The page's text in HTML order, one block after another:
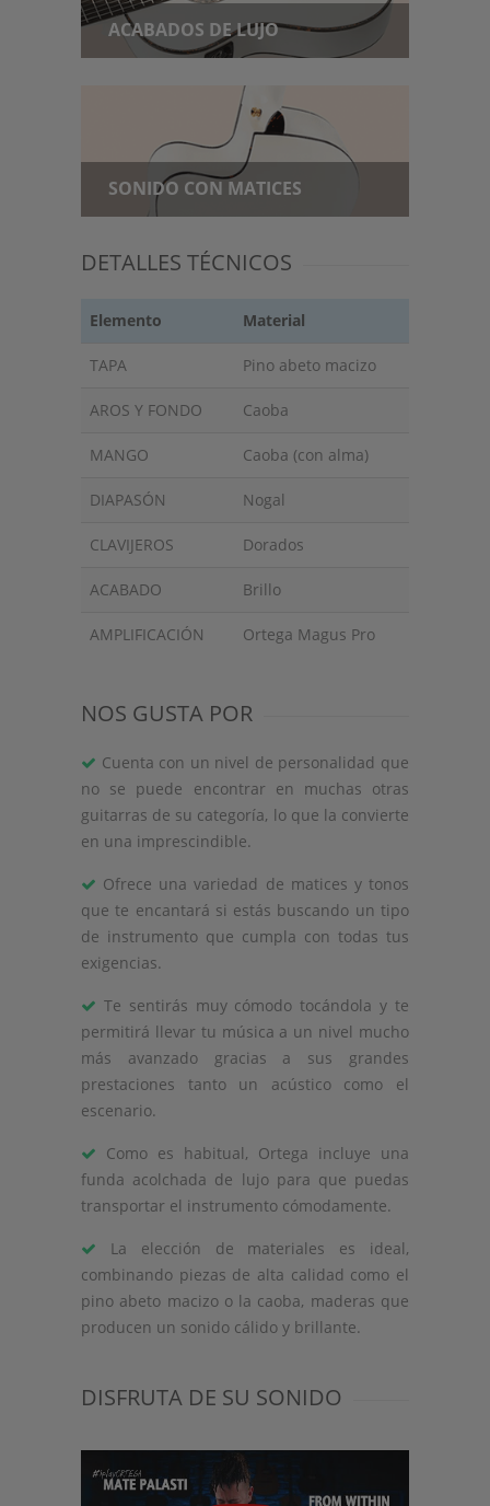
ACABADOS DE LUJO
SONIDO CON MATICES
DETALLES TÉCNICOS
Elemento Material
TAPA Pino abeto macizo
AROS Y FONDO Caoba
MANGO Caoba (con alma)
DIAPASÓN Nogal
CLAVIJEROS Dorados
ACABADO Brillo
AMPLIFICACIÓN Ortega Magus Pro
NOS GUSTA POR
Cuenta con un nivel de personalidad que
no se puede encontrar en muchas otras
guitarras de su categoría, lo que la convierte
en una imprescindible.
Ofrece una variedad de matices y tonos
que te encantará si estás buscando un tipo
de instrumento que cumpla con todas tus
exigencias.
Te sentirás muy cómodo tocándola y te
permitirá llevar tu música a un nivel mucho
más avanzado gracias a sus grandes
prestaciones tanto un acústico como el
escenario.
Como es habitual, Ortega incluye una
funda acolchada de lujo para que puedas
transportar el instrumento cómodamente.
La elección de materiales es ideal,
combinando piezas de alta calidad como el
pino abeto macizo o la caoba, maderas que
producen un sonido cálido y brillante.
DISFRUTA DE SU SONIDO